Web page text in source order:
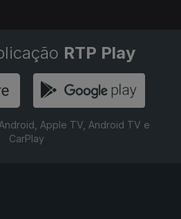
RTP Play
Apple TV, Android TV e
CarPlay